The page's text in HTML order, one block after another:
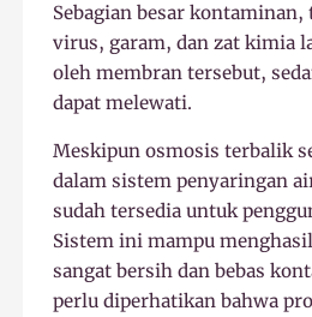
Sebagian besar
virus, garam, dan zat kimia
oleh membran tersebut,
dapat melewati.
Meskipun osmosis terbalik
dalam sistem penyaringan
sudah tersedia untuk
Sistem ini mampu
sangat bersih dan bebas
perlu diperhatikan bahwa